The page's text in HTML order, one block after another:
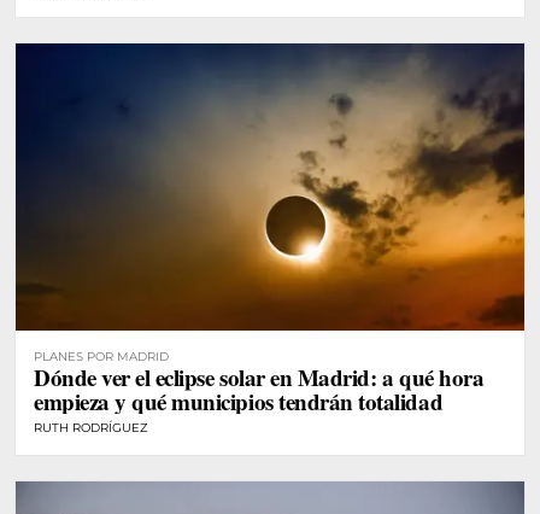
PLANES POR MADRID
Dónde ver el eclipse solar en Madrid: a qué hora
empieza y qué municipios tendrán totalidad
RUTH RODRÍGUEZ